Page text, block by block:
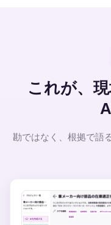
これが、
勘ではなく、根拠で語